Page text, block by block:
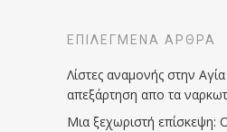
ΕΠΙΛΕΓΜΈΝΑ ΆΡΘΡΑ
Λίστες αναμονής στην
απεξάρτηση απο τα
Μια ξεχωριστή επίσκεψη: